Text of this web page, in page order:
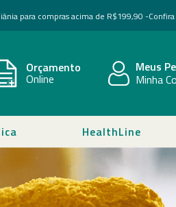
para compras acima de R$199,90 -
Orçamento
Online
Meus
Minha
HealthLine